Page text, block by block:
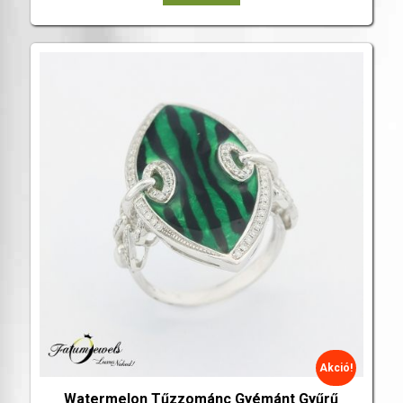
Watermelon Tűzzománc Gyémánt Gyűrű
Akció!